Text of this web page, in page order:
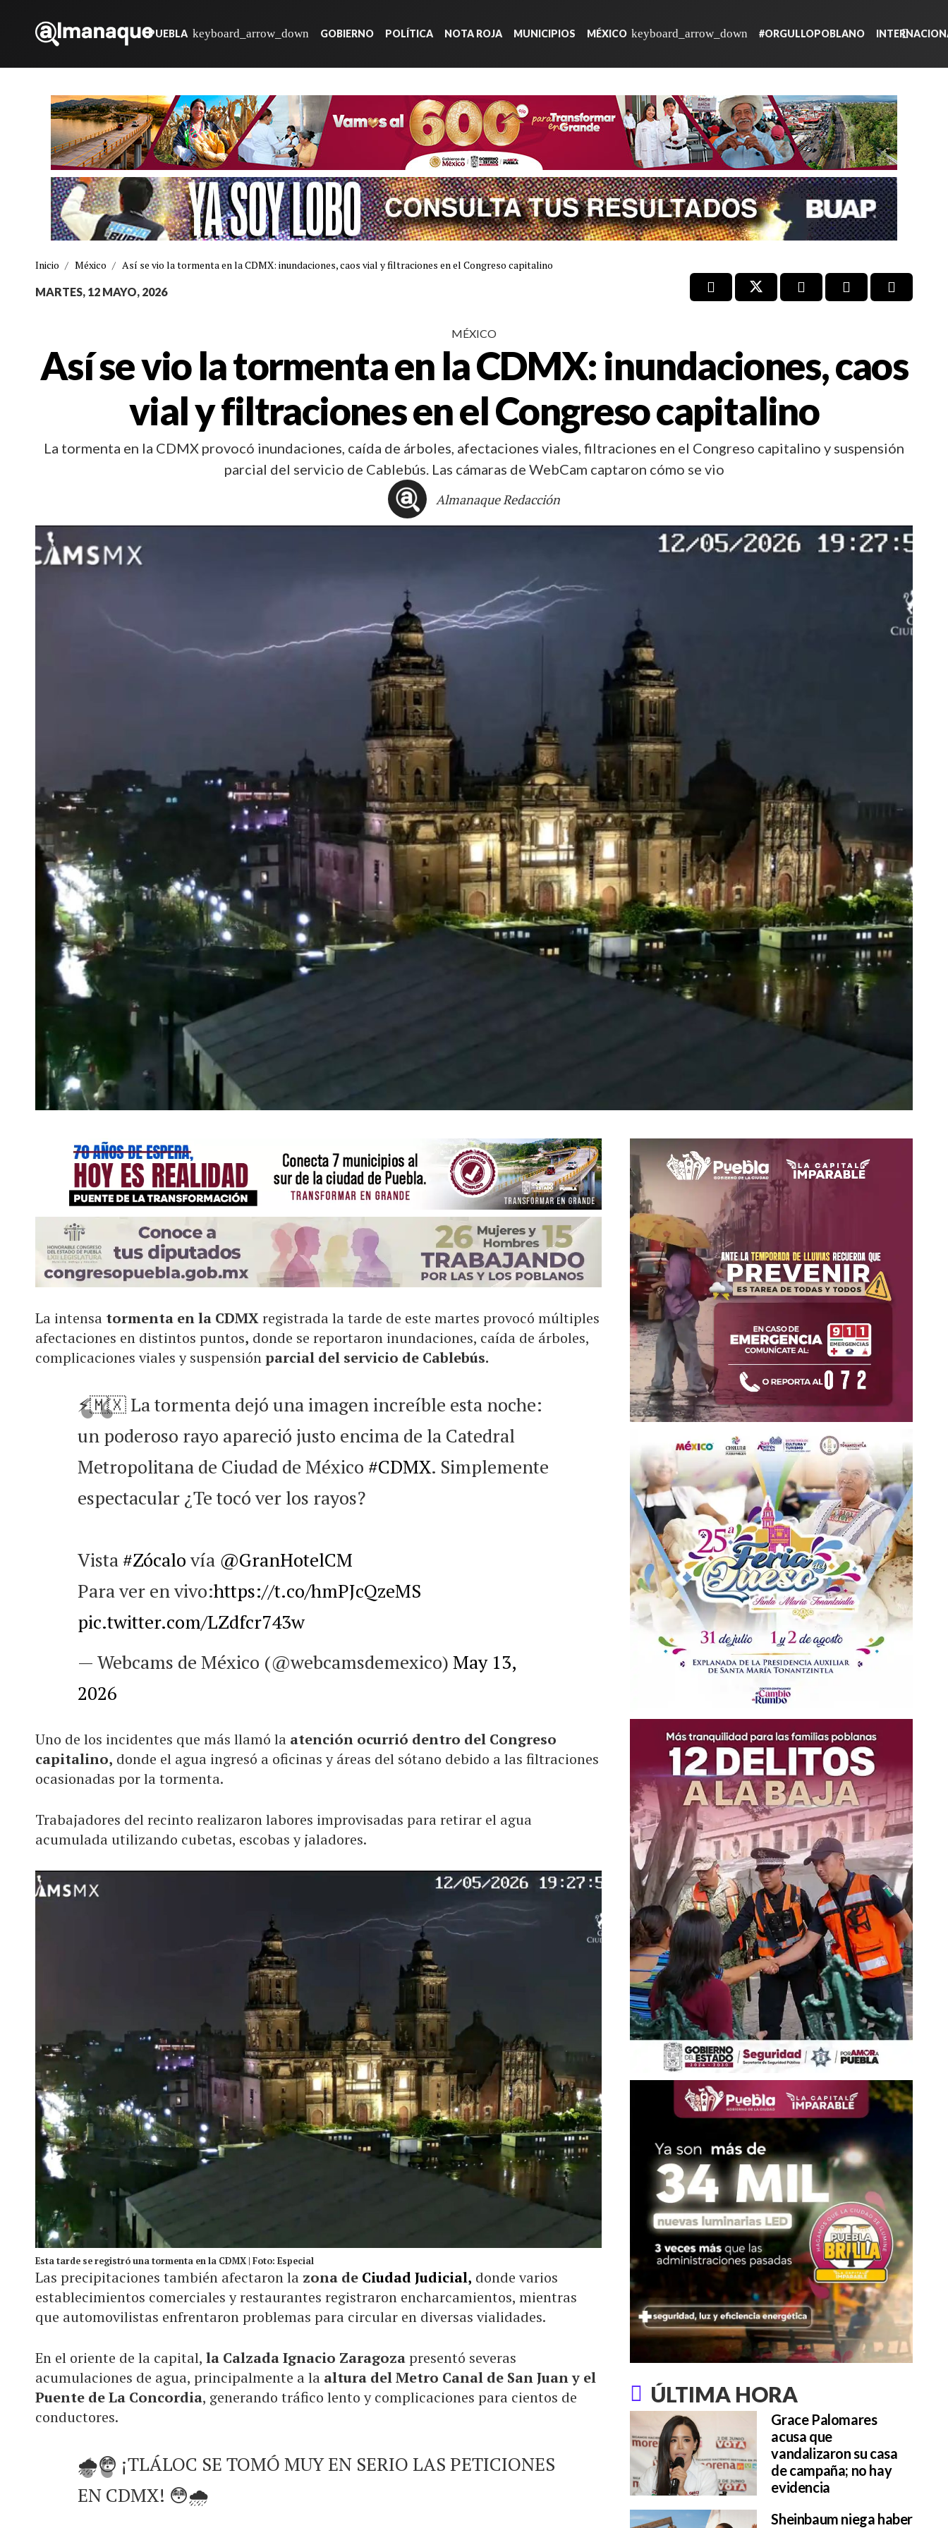
PUEBLA GOBIERNO POLÍTICA NOTA ROJA MUNICIPIOS MÉXICO #ORGULLOPOBLANO
Inicio / México / Así se vio la tormenta en la CDMX: inundaciones, caos vial y filtraciones en el Congreso capitalino
MARTES, 12 MAYO, 2026
MÉXICO
Así se vio la tormenta en la CDMX: inundaciones, caos
vial y filtraciones en el Congreso capitalino
La tormenta en la CDMX provocó inundaciones, caída de árboles, afectaciones viales, filtraciones en el Congreso capitalino y suspensión
parcial del servicio de Cablebús. Las cámaras de WebCam captaron cómo se vio
Almanaque Redacción
La intensa tormenta en la CDMXregistrada la tarde de este martes provocó múltiples
afectaciones en distintos puntos, donde se reportaron inundaciones, caída de árboles,
complicaciones viales y suspensiónparcial del servicio de Cablebús.
⚡🇲🇽 La tormenta dejó una imagen increíble esta noche:
un poderoso rayo apareció justo encima de la Catedral
Metropolitana de Ciudad de México #CDMX. Simplemente
espectacular ¿Te tocó ver los rayos?
Vista #Zócalovía @GranHotelCM
Para ver en vivo:https://t.co/hmPJcQzeMS
pic.twitter.com/LZdfcr743w
— Webcams de México (@webcamsdemexico) May 13,
2026
Uno de los incidentes que más llamó la atención ocurrió dentro del Congreso
capitalino, donde el agua ingresó a oficinas y áreas del sótano debido a las filtraciones
ocasionadas por la tormenta.
Trabajadores del recinto realizaron labores improvisadas para retirar el agua
acumulada utilizando cubetas, escobas y jaladores.
Esta tarde se registró una tormenta en la CDMX | Foto: Especial
Las precipitaciones también afectaron la zona de Ciudad Judicial, donde varios
establecimientos comerciales y restaurantes registraron encharcamientos, mientras
que automovilistas enfrentaron problemas para circular en diversas vialidades.
En el oriente de la capital, la Calzada Ignacio Zaragozapresentó severas
acumulaciones de agua, principalmente a la altura del Metro Canal de San Juan y el
Puente de La Concordia, generando tráfico lento y complicaciones para cientos de
conductores.
🌧️😳 ¡TLÁLOC SE TOMÓ MUY EN SERIO LAS PETICIONES
EN CDMX! 😳🌧️
ÚLTIMA HORA
Grace Palomares
acusa que
vandalizaron su casa
de campaña; no hay
evidencia
Sheinbaum niega haber